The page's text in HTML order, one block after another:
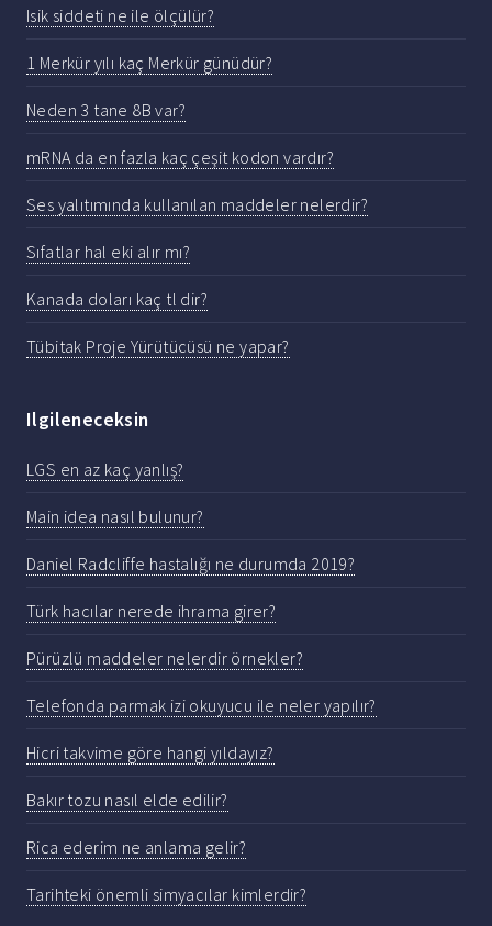
Isik siddeti ne ile ölçülür?
1 Merkür yılı kaç Merkür günüdür?
Neden 3 tane 8B var?
mRNA da en fazla kaç çeşit kodon vardır?
Ses yalıtımında kullanılan maddeler nelerdir?
Sıfatlar hal eki alır mı?
Kanada doları kaç tl dir?
Tübitak Proje Yürütücüsü ne yapar?
Ilgileneceksin
LGS en az kaç yanlış?
Main idea nasıl bulunur?
Daniel Radcliffe hastalığı ne durumda 2019?
Türk hacılar nerede ihrama girer?
Pürüzlü maddeler nelerdir örnekler?
Telefonda parmak izi okuyucu ile neler yapılır?
Hicri takvime göre hangi yıldayız?
Bakır tozu nasıl elde edilir?
Rica ederim ne anlama gelir?
Tarihteki önemli simyacılar kimlerdir?